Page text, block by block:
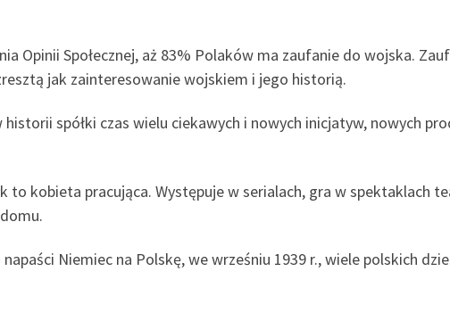
Opinii Społecznej, aż 83% Polaków ma zaufanie do wojska.
jak zainteresowanie wojskiem i jego historią.
spółki czas wielu ciekawych i nowych inicjatyw, nowych
to kobieta pracująca. Występuje w serialach, gra w spektaklach
napaści Niemiec na Polskę, we wrześniu 1939 r., wiele polskich